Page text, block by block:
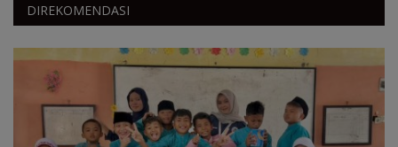
DIREKOMENDASI